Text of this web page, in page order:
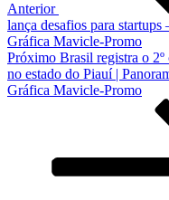
Anterior
lança desafios para
Gráfica Mavicle-Promo
Próximo
post
Próximo Brasil registra o
no estado do Piauí |
Gráfica Mavicle-Promo